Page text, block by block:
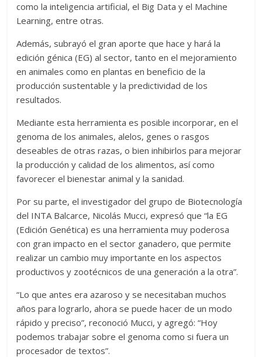
como la inteligencia artificial, el Big Data y el Machine
Learning, entre otras.
Además, subrayó el gran aporte que hace y hará la
edición génica (EG) al sector, tanto en el mejoramiento
en animales como en plantas en beneficio de la
producción sustentable y la predictividad de los
resultados.
Mediante esta herramienta es posible incorporar, en el
genoma de los animales, alelos, genes o rasgos
deseables de otras razas, o bien inhibirlos para mejorar
la producción y calidad de los alimentos, así como
favorecer el bienestar animal y la sanidad.
Por su parte, el investigador del grupo de Biotecnología
del INTA Balcarce, Nicolás Mucci, expresó que “la EG
(Edición Genética) es una herramienta muy poderosa
con gran impacto en el sector ganadero, que permite
realizar un cambio muy importante en los aspectos
productivos y zootécnicos de una generación a la otra”.
“Lo que antes era azaroso y se necesitaban muchos
años para lograrlo, ahora se puede hacer de un modo
rápido y preciso”, reconoció Mucci, y agregó: “Hoy
podemos trabajar sobre el genoma como si fuera un
procesador de textos”.